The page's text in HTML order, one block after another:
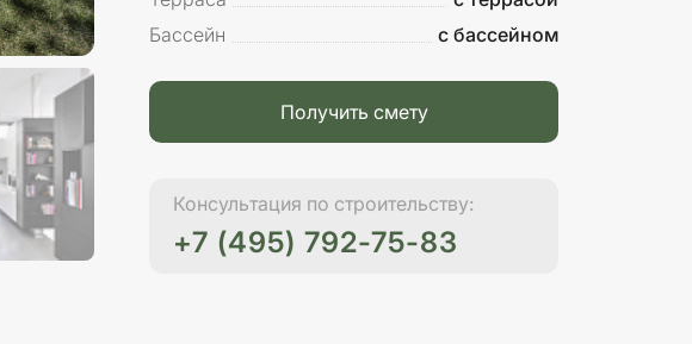
Бассейн
с бассейном
Получить смету
Консультация по строительству:
+7 (495) 792-75-83